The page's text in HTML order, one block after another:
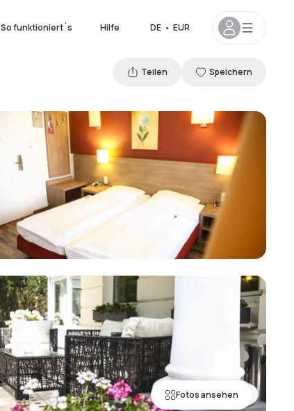
So funktioniert´s Hilfe DE • EUR
Fotos ansehen
Teilen Speichern